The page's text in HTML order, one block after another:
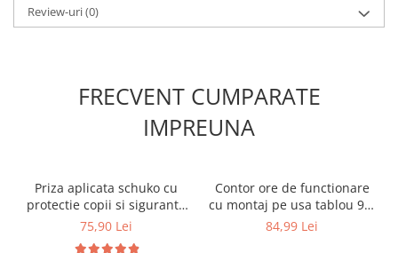
Fotovoltaice
Intrerupatoarea industriale
Review-uri(0)
FRECVENT CUMPARATE
IMPREUNA
Priza aplicata schuko cu
protectie copii si siguranta
1P C 16A 130x87mm IP20
75,90 Lei
Contor ore de functionare
cu montaj pe usa tablou 90-
264V IP65
84,99 Lei